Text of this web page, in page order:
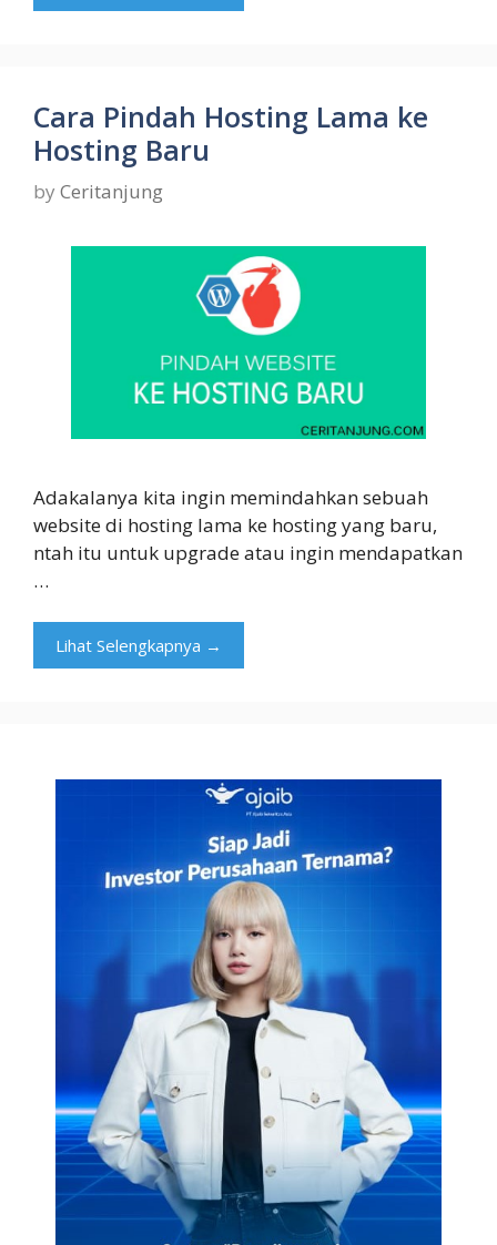
Cara Pindah Hosting Lama ke
Hosting Baru
by Ceritanjung
Adakalanya kita ingin memindahkan sebuah
website di hosting lama ke hosting yang baru,
ntah itu untuk upgrade atau ingin mendapatkan
…
Lihat Selengkapnya →